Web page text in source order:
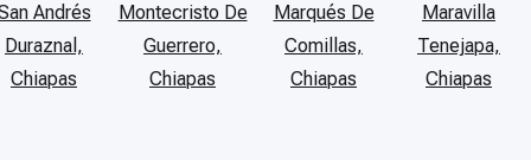
Andrés
Duraznal,
Chiapas
Montecristo De
Guerrero,
Chiapas
Marqués De
Comillas,
Chiapas
Maravilla
Tenejapa,
Chiapas